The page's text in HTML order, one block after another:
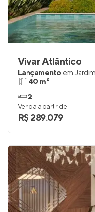
Vivar Atlântico
Lançamento em
40 m²
2
Venda a partir de
R$ 289.079